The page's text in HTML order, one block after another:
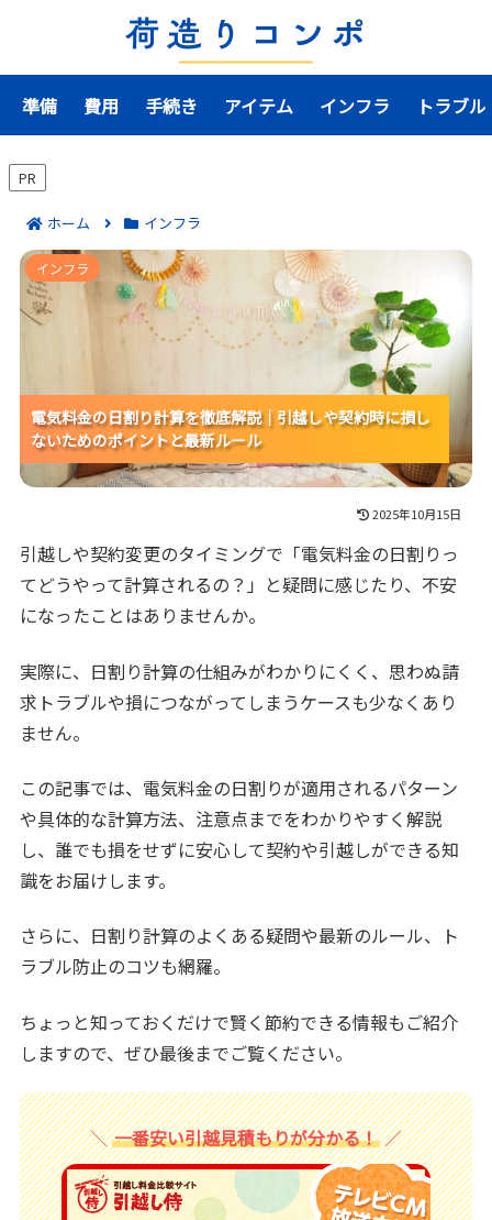
準備 費用 手続き アイテム インフラ トラブル
PR
ホーム インフラ
電気料金の日割り計算を徹底解説｜引越しや契約時に
損しないためのポイントと最新ルール
電気料金の日割り計算を徹底解説｜引越しや契約時に損し
ないためのポイントと最新ルール
電気料金の日割り計算を徹底解説｜引越しや契約時に損し
ないためのポイントと最新ルール
電気料金の日割り計算を徹底解説｜引越しや契約時に損し
ないためのポイントと最新ルール
インフラ
2025年10月15日
引越しや契約変更のタイミングで「電気料金の日割りっ
てどうやって計算されるの？」と疑問に感じたり、不安
になったことはありませんか。
実際に、日割り計算の仕組みがわかりにくく、思わぬ請
求トラブルや損につながってしまうケースも少なくあり
ません。
この記事では、電気料金の日割りが適用されるパターン
や具体的な計算方法、注意点までをわかりやすく解説
し、誰でも損をせずに安心して契約や引越しができる知
識をお届けします。
さらに、日割り計算のよくある疑問や最新のルール、ト
ラブル防止のコツも網羅。
ちょっと知っておくだけで賢く節約できる情報もご紹介
しますので、ぜひ最後までご覧ください。
一番安い引越見積もりが分かる！